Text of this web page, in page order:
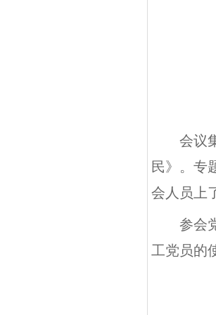
会议
民》。专
会人员上
参会
工党员的